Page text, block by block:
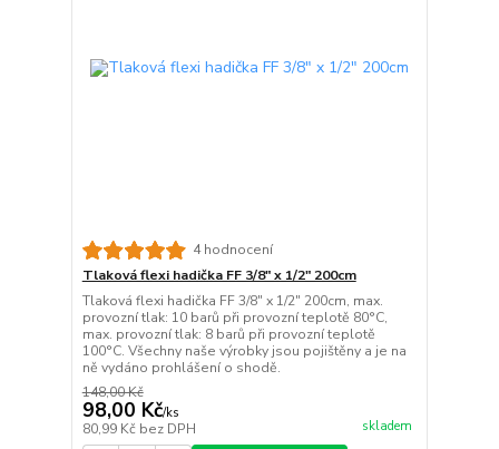
4 hodnocení
Tlaková flexi hadička FF 3/8" x 1/2" 200cm
Tlaková flexi hadička FF 3/8" x 1/2" 200cm, max.
provozní tlak: 10 barů při provozní teplotě 80°C,
max. provozní tlak: 8 barů při provozní teplotě
100°C. Všechny naše výrobky jsou pojištěny a je na
ně vydáno prohlášení o shodě.
148,00 Kč
98,00 Kč/ks
80,99 Kč bez DPH skladem